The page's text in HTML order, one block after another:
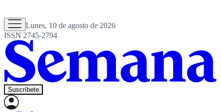
Lunes, 10 de agosto de 2026
ISSN 2745-2794
Suscríbete